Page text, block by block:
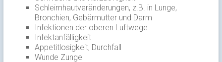
Schleimhautveränderungen, z.B. in Lunge,
Bronchien, Gebärmutter und Darm
Infektionen der oberen Luftwege
Infektanfälligkeit
Appetitlosigkeit, Durchfall
Wunde Zunge